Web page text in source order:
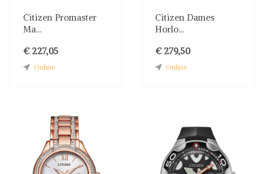
Citizen Promaster
Ma...
€ 227,05
Online
Citizen Dames
Horlo...
€ 279,50
Online